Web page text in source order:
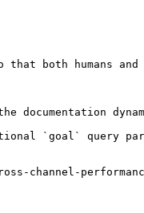
both humans
`goal` query
channel-